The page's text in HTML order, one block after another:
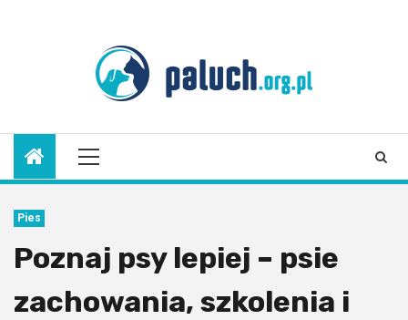
Primary
Menu
Pies
Poznaj psy lepiej – psie
zachowania, szkolenia i